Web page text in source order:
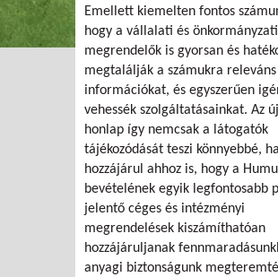
Emellett kiemelten fontos
hogy a vállalati és önkormányzati
megrendelők is gyorsan és
megtalálják a számukra releváns
információkat, és egyszerűen
vehessék szolgáltatásainkat. Az új
honlap így nemcsak a látogatók
tájékozódását teszi könnyebbé,
hozzájárul ahhoz is, hogy a
bevételének egyik legfontosabb
jelentő céges és intézményi
megrendelések kiszámíthatóan
hozzájáruljanak
anyagi biztonságunk